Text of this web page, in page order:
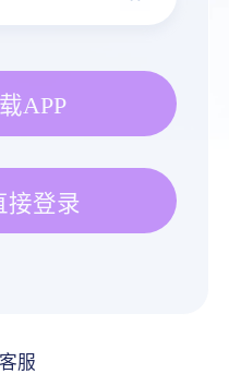
APP
接登录
服